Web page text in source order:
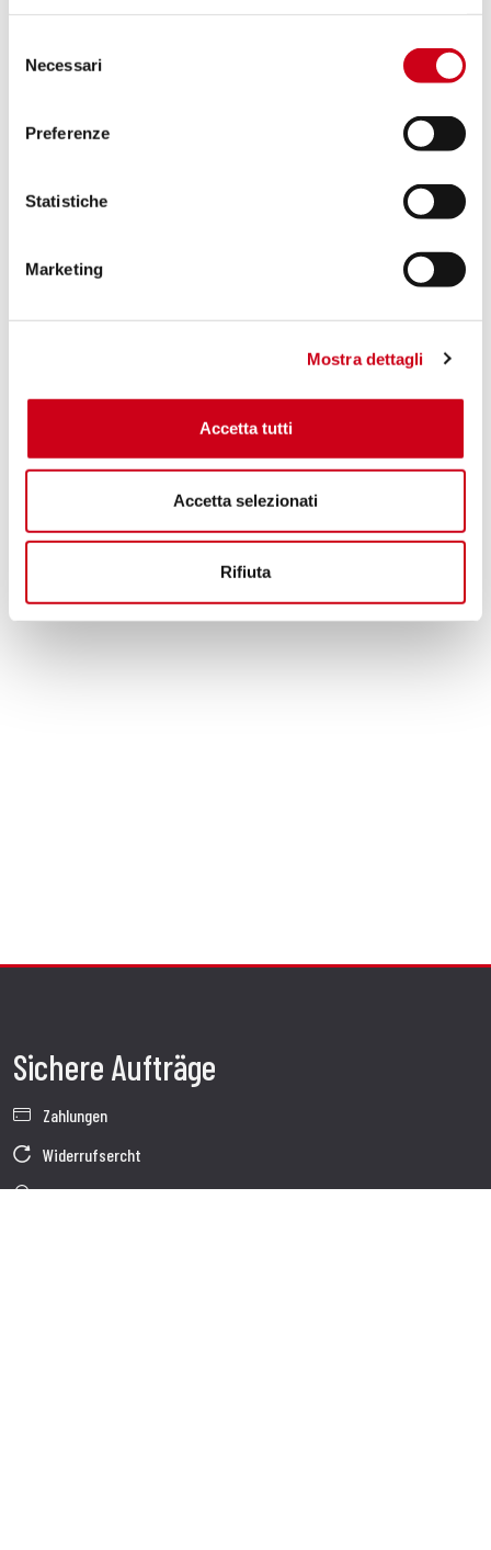
delNecessari
Preferenze
Statistiche
Marketing
Mostra dettagli
Accetta tutti
Accetta selezionati
Rifiuta
PRODUKT
Sichere Aufträge
Zahlungen
Widerrufsercht
Garantie